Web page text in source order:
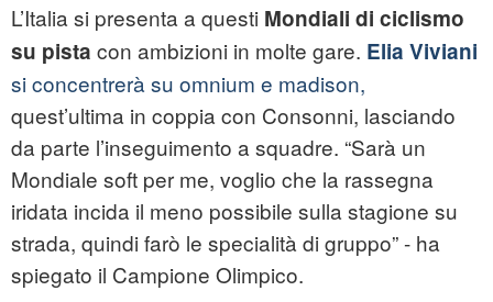
L’Italia si presenta a questi Mondiali di ciclismo
su pista con ambizioni in molte gare. Elia Viviani
si concentrerà su omnium e madison,
quest’ultima in coppia con Consonni, lasciando
da parte l’inseguimento a squadre. “Sarà un
Mondiale soft per me, voglio che la rassegna
iridata incida il meno possibile sulla stagione su
strada, quindi farò le specialità di gruppo” - ha
spiegato il Campione Olimpico.